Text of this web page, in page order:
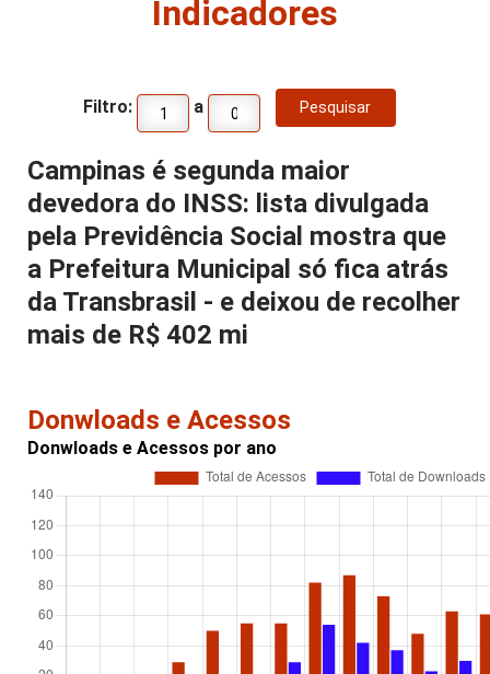
Indicadores
Filtro: a
Campinas é segunda maior
devedora do INSS: lista divulgada
pela Previdência Social mostra que
a Prefeitura Municipal só fica atrás
da Transbrasil - e deixou de recolher
mais de R$ 402 mi
Donwloads e Acessos
Donwloads e Acessos por ano